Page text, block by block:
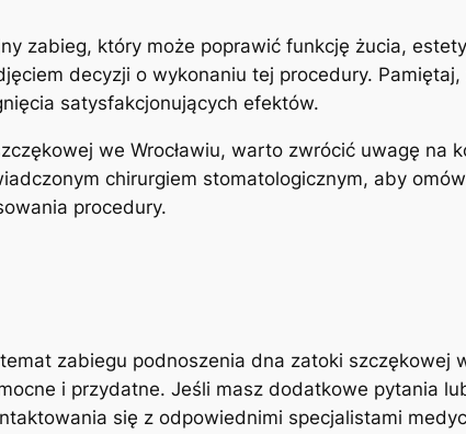
zabieg, który może poprawić funkcję żucia,
decyzji o wykonaniu tej procedury.⁢
satysfakcjonujących efektów.
⁤we Wrocławiu, warto zwrócić uwagę na
‌chirurgiem ‌stomatologicznym, aby
​procedury.
zabiegu podnoszenia dna zatoki szczękowej
i​ przydatne. Jeśli masz dodatkowe pytania
się z odpowiednimi specjalistami